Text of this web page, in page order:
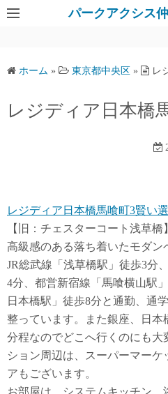
パークアクシス
ホーム » 東京都中央区 » レ
レジディア日本橋
レジディア日本橋馬喰町3賢い
【旧：チェスターコート浅草橋】
高級感のある落ち着いたモダン
JR総武線「浅草橋駅」徒歩3分
4分、都営新宿線「馬喰横山駅
日本橋駅」徒歩8分と通勤、通
整っています。また銀座、日本
分程なのでどこへ行くのにも大
ション周辺は、スーパーマーケ
アもございます。
お部屋は、システムキッチン、